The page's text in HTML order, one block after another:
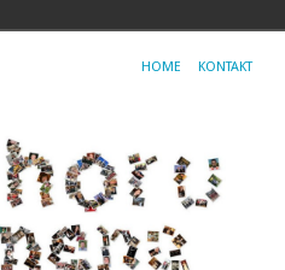
HOME KONTAKT